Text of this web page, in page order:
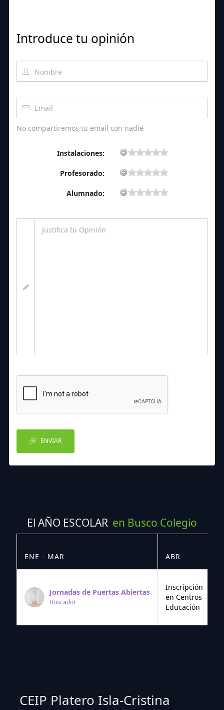
Introduce tu opinión
No compartiremos tu email con nadie
Instalaciones:
Profesorado:
Alumnado:
ENVIAR
El AÑO ESCOLAR en Busco Colegio
ENE - MAR ABR
Jornadas de Puertas Abiertas
Buscador
Inscripción
en Centros
Educación
CEIP Platero Isla-Cristina